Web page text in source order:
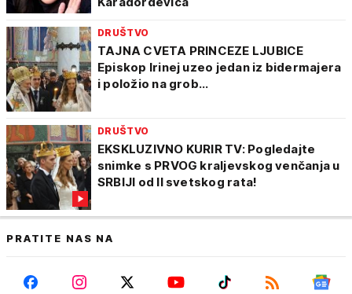
DRUŠTVO
TAJNA CVETA PRINCEZE LJUBICE
Episkop Irinej uzeo jedan iz bidermajera
i položio na grob...
DRUŠTVO
EKSKLUZIVNO KURIR TV: Pogledajte
snimke s PRVOG kraljevskog venčanja u
SRBIJI od II svetskog rata!
PRATITE NAS NA